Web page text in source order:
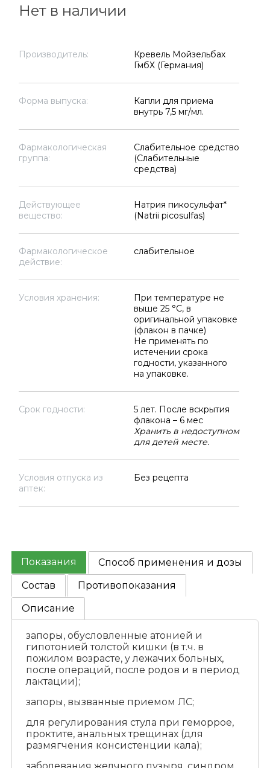
Нет в наличии
Производитель:
Кревель Мойзельбах
ГмбХ (Германия)
Форма выпуска:
Капли для приема
внутрь 7,5 мг/мл.
Фармакологическая
группа:
Слабительное средство
(Слабительные
средства)
Действующее
вещество:
Натрия пикосульфат*
(Natrii picosulfas)
Фармакологическое
действие:
слабительное
Условия хранения:
При температуре не
выше 25 °C, в
оригинальной упаковке
(флакон в пачке)
Не применять по
истечении срока
годности, указанного
на упаковке.
Срок годности:
5 лет. После вскрытия
флакона – 6 мес
Хранить в недоступном
для детей месте.
Условия отпуска из
аптек:
Без рецепта
Показания
Способ применения и дозы
Состав
Противопоказания
Описание
запоры, обусловленные атонией и
гипотонией толстой кишки (в т.ч. в
пожилом возрасте, у лежачих больных,
после операций, после родов и в период
лактации);
запоры, вызванные приемом ЛС;
для регулирования стула при геморрое,
проктите, анальных трещинах (для
размягчения консистенции кала);